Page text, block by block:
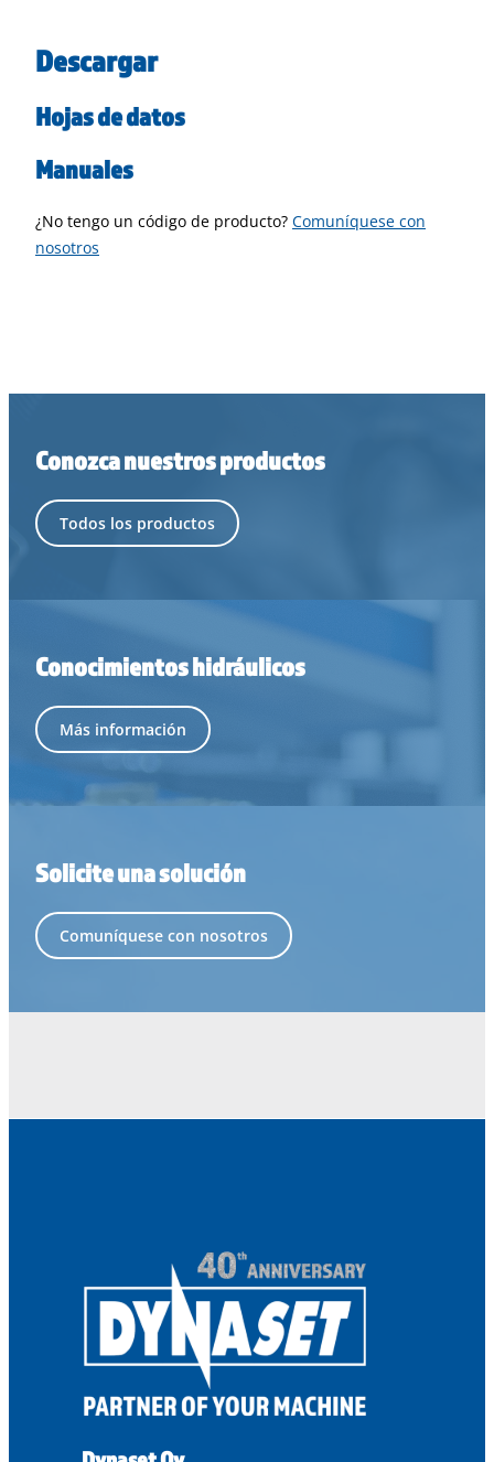
Descargar
Hojas de datos
Manuales
¿No tengo un código de producto? Comuníquese con
nosotros
Conozca nuestros productos
Todos los productos
Conocimientos hidráulicos
Más información
Solicite una solución
Comuníquese con nosotros